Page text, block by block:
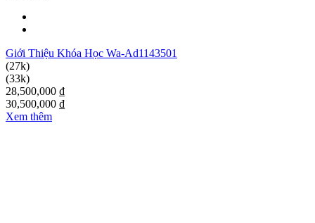
Giới Thiệu Khóa Học Wa-Ad1143501
(27k)
(33k)
28,500,000 ₫
30,500,000 ₫
Xem thêm